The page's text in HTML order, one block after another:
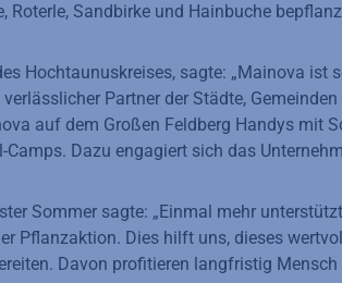
Roterle, Sandbirke und Hainbuche
Hochtaunuskreises, sagte: „Mainova ist
Partner der Städte,
auf dem Großen Feldberg Handys mit
Dazu engagiert sich das
Sommer sagte: „Einmal mehr
Pflanzaktion. Dies hilft uns, dieses
Davon profitieren langfristig Mensch